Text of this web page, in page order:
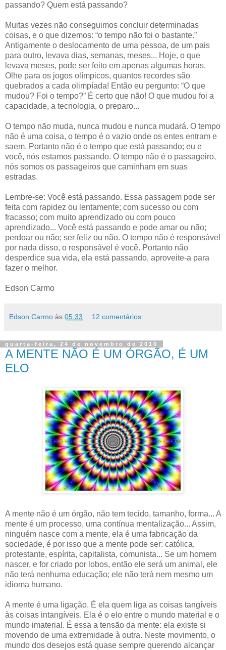
passando? Quem está passando?
Muitas vezes não conseguimos concluir determinadas
coisas, e o que dizemos: “o tempo não foi o bastante.”
Antigamente o deslocamento de uma pessoa, de um pais
para outro, levava dias, semanas, meses... Hoje, o que
levava meses, pode ser feito em apenas algumas horas.
Olhe para os jogos olímpicos, quantos recordes são
quebrados a cada olimpíada! Então eu pergunto: “O que
mudou? Foi o tempo?” É certo que não! O que mudou foi a
capacidade, a tecnologia, o preparo...
O tempo não muda, nunca mudou e nunca mudará. O tempo
não é uma coisa, o tempo é o vazio onde os entes entram e
saem. Portanto não é o tempo que está passando; eu e
você, nós estamos passando. O tempo não é o passageiro,
nós somos os passageiros que caminham em suas
estradas.
Lembre-se: Você está passando. Essa passagem pode ser
feita com rapidez ou lentamente; com sucesso ou com
fracasso; com muito aprendizado ou com pouco
aprendizado... Você está passando e pode amar ou não;
perdoar ou não; ser feliz ou não. O tempo não é responsável
por nada disso, o responsável é você. Portanto não
desperdice sua vida, ela está passando, aproveite-a para
fazer o melhor.
Edson Carmo
Edson Carmo às 05:33 12 comentários:
quarta-feira, 24 de novembro de 2010
A MENTE NÃO É UM ÓRGÃO, É UM
ELO
A mente não é um órgão, não tem tecido, tamanho, forma... A
mente é um processo, uma contínua mentalização... Assim,
ninguém nasce com a mente, ela é uma fabricação da
sociedade, é por isso que a mente pode ser: católica,
protestante, espírita, capitalista, comunista... Se um homem
nascer, e for criado por lobos, então ele será um animal, ele
não terá nenhuma educação; ele não terá nem mesmo um
idioma humano.
A mente é uma ligação. É ela quem liga as coisas tangíveis
às coisas intangíveis. Ela é o elo entre o mundo material e o
mundo imaterial. É essa a tensão da mente: ela existe si
movendo de uma extremidade à outra. Neste movimento, o
mundo dos desejos está quase sempre querendo alcançar